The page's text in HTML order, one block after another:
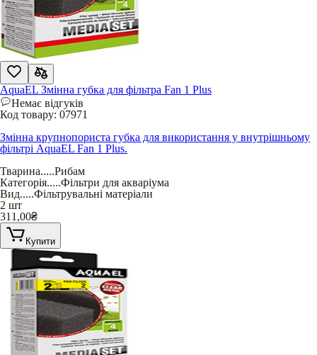
AquaEL Змінна губка для фільтра Fan 1 Plus
Немає відгуків
Код товару: 07971
Змінна крупнопориста губка для використання у внутрішньому
фільтрі AquaEL Fan 1 Plus.
Тварина.....Рибам
Категорія.....Фільтри для акваріума
Вид.....Фільтрувальні матеріали
2 шт
311,00₴
Купити